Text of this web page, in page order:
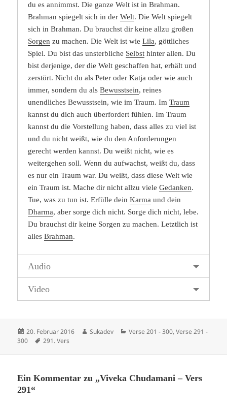
du es annimmst. Die ganze Welt ist in Brahman.
Brahman spiegelt sich in derWelt. Die Welt spiegelt
sich in Brahman. Du brauchst dir keine allzu großen
Sorgen zu machen. Die Welt ist wieLila, göttliches
Spiel. Du bist das unsterbliche Selbst hinter allen. Du
bist derjenige, der die Welt geschaffen hat, erhält und
zerstört. Nicht du als Peter oder Katja oder wie auch
immer, sondern du alsBewusstsein, reines
unendliches Bewusstsein, wie im Traum. ImTraum
kannst du dich auch überfordert fühlen. Im Traum
kannst du die Vorstellung haben, dass alles zu viel ist
und du nicht weißt, wie du den Anforderungen
gerecht werden kannst. Du weißt nicht, wie es
weitergehen soll. Wenn du aufwachst, weißt du, dass
es nur ein Traum war. Du weißt, dass diese Welt wie
ein Traum ist. Mache dir nicht allzu vieleGedanken.
Tue, was zu tun ist. Erfülle deinKarma und dein
Dharma, aber sorge dich nicht. Sorge dich nicht, lebe.
Du brauchst dir keine Sorgen zu machen. Letztlich ist
allesBrahman.
Audio
Video
Veröffentlicht
am
20. Februar 2016 Autor
Sukadev Kategorien
Verse 201 - 300,Verse 291 -
300
Schlagwörter
291. Vers
Ein Kommentar zu „Viveka Chudamani – Vers
291“